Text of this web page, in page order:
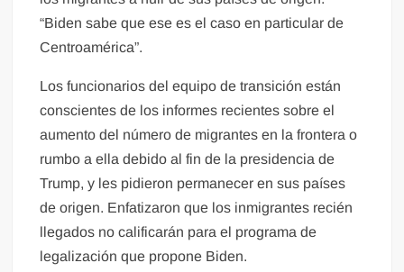
“Biden sabe que ese es el caso en particular de
Centroamérica”.
Los funcionarios del equipo de transición están
conscientes de los informes recientes sobre el
aumento del número de migrantes en la frontera o
rumbo a ella debido al fin de la presidencia de
Trump, y les pidieron permanecer en sus países
de origen. Enfatizaron que los inmigrantes recién
llegados no calificarán para el programa de
legalización que propone Biden.